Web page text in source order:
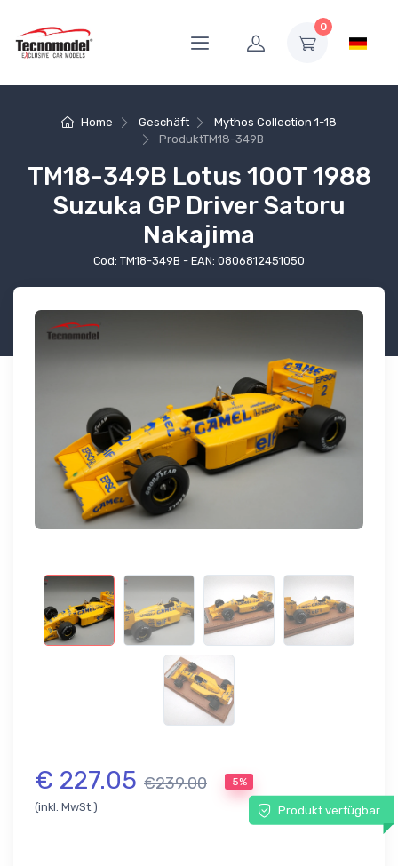
0
Home Geschäft
Mythos Collection 1-18
ProduktTM18-349B
TM18-349B Lotus 100T 1988
Suzuka GP Driver Satoru
Nakajima
Cod: TM18-349B - EAN: 0806812451050
€ 227.05 €239.00 5%
(inkl. MwSt.) Produkt verfügbar